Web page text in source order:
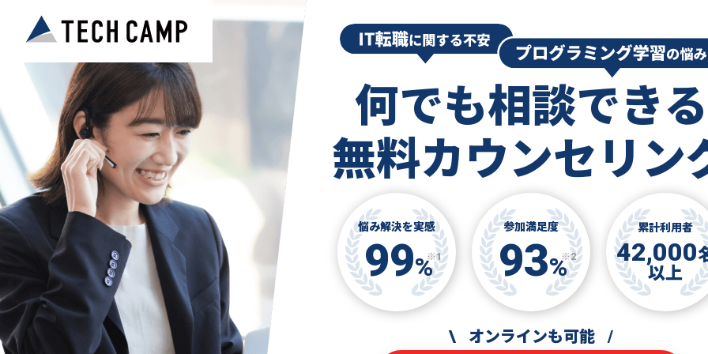
何でも相談できる
無料カウンセリン
悩み解決を実感
99%※1
参加満足度
93%※2
累計利用者
42,000
以上
\ オンラインも可能 /